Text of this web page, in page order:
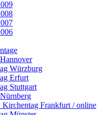
Würzburg
Erfurt
Stuttgart
Kirchentag Frankfurt / online